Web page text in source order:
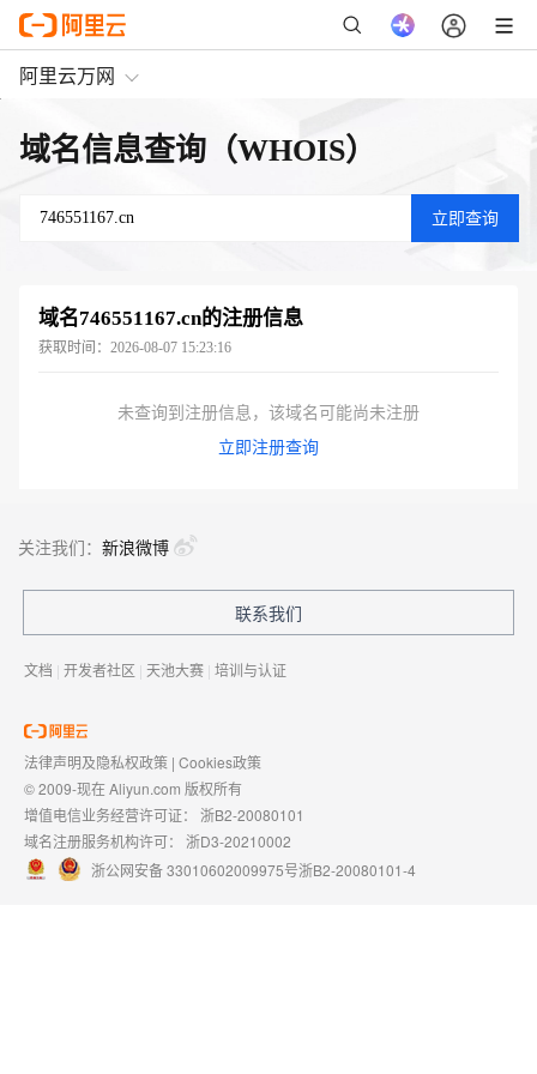
阿里云万网
域名信息查询（WHOIS）
域名746551167.cn的注册信息
获取时间： 2026-08-07 15:23:16
未查询到注册信息，该域名可能尚未注册
立即注册查询
关注我们： 新浪微博
联系我们
文档 | 开发者社区 | 天池大赛 | 培训与认证
法律声明及隐私权政策 | Cookies政策
© 2009-现在 Aliyun.com 版权所有
增值电信业务经营许可证： 浙B2-20080101
域名注册服务机构许可： 浙D3-20210002
浙公网安备 33010602009975号浙B2-20080101-4